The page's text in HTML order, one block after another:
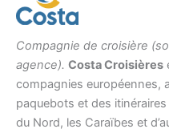
Compagnie de croisière
agence). Costa Croisières
compagnies européennes,
paquebots et des itinéraires
du Nord, les Caraïbes et